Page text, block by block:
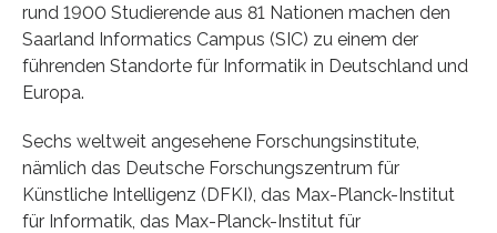
rund 1900 Studierende aus 81 Nationen machen den
Saarland Informatics Campus (SIC) zu einem der
führenden Standorte für Informatik in Deutschland und
Europa.
Sechs weltweit angesehene Forschungsinstitute,
nämlich das Deutsche Forschungszentrum für
Künstliche Intelligenz (DFKI), das Max-Planck-Institut
für Informatik, das Max-Planck-Institut für